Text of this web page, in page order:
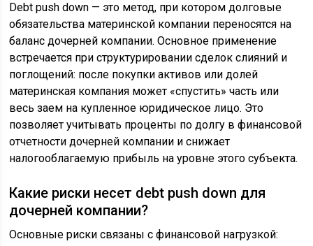
Debt push down — это метод, при котором долговые
обязательства материнской компании переносятся на
баланс дочерней компании. Основное применение
встречается при структурировании сделок слияний и
поглощений: после покупки активов или долей
материнская компания может «спустить» часть или
весь заем на купленное юридическое лицо. Это
позволяет учитывать проценты по долгу в финансовой
отчетности дочерней компании и снижает
налогооблагаемую прибыль на уровне этого субъекта.
Какие риски несет debt push down для
дочерней компании?
Основные риски связаны с финансовой нагрузкой: